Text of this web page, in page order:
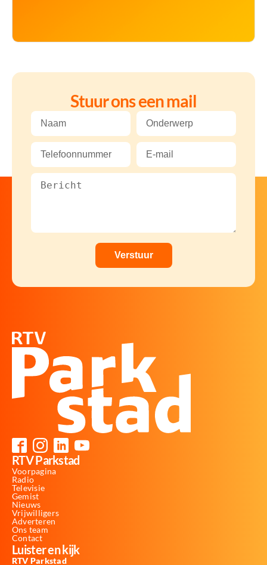
Stuur ons een mail
RTV Parkstad
Voorpagina
Radio
Televisie
Gemist
Nieuws
Vrijwilligers
Adverteren
Ons team
Contact
Luister en kijk
RTV Parkstad